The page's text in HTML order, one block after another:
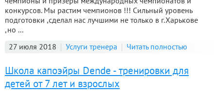
конкурсов. Мы растим чемпионов !!! Сильный уровень
подготовки ,сделал нас лучшими не только в г.Харькове
,но ...
27 июля 2018
Услуги тренера Читать полностью
Школа капоэйры Dende - тренировки для
детей от 7 лет и взрослых